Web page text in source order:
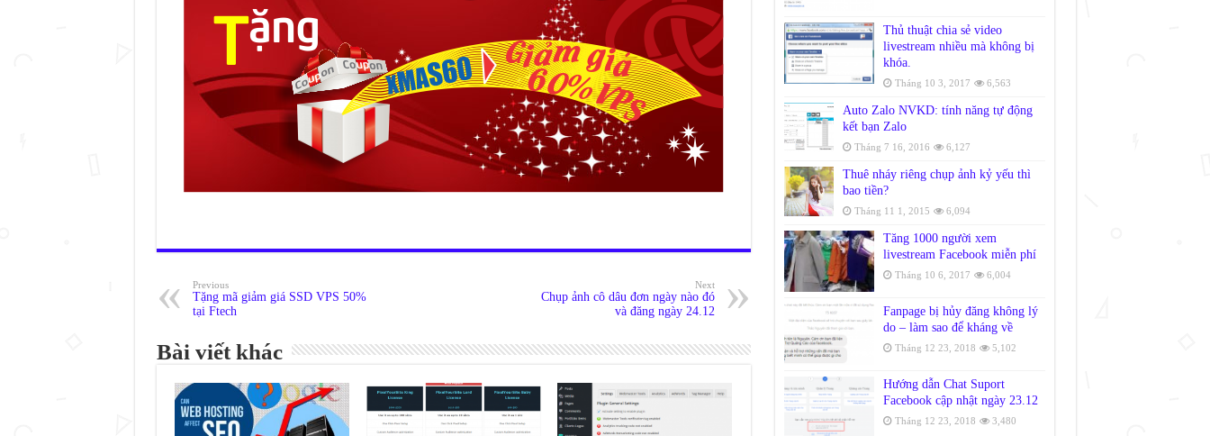
Previous
Tặng mã giảm giá SSD VPS 50%
tại Ftech
Next
Chụp ảnh cô dâu đơn ngày nào đó
và đăng ngày 24.12
Bài viết khác
Thủ thuật chia sẻ video
livestream nhiều mà không bị
khóa.
Tháng 10 3, 2017 6,563
Auto Zalo NVKD: tính năng tự động
kết bạn Zalo
Tháng 7 16, 2016 6,127
Thuê nháy riêng chụp ảnh kỷ yếu thì
bao tiền?
Tháng 11 1, 2015 6,094
Tăng 1000 người xem
livestream Facebook miễn phí
Tháng 10 6, 2017 6,004
Fanpage bị hủy đăng không lý
do – làm sao để kháng về
Tháng 12 23, 2018 5,102
Hướng dẫn Chat Suport
Facebook cập nhật ngày 23.12
Tháng 12 23, 2018 3,480